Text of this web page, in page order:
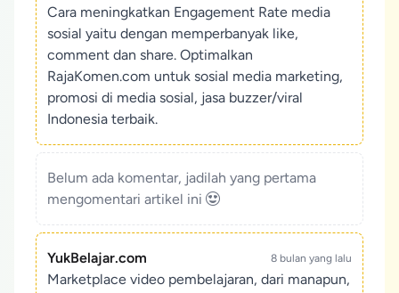
Cara meningkatkan Engagement Rate media
sosial yaitu dengan memperbanyak like,
comment dan share. Optimalkan
RajaKomen.com untuk sosial media marketing,
promosi di media sosial, jasa buzzer/viral
Indonesia terbaik.
Belum ada komentar, jadilah yang pertama
mengomentari artikel ini
YukBelajar.com 8 bulan yang lalu
Marketplace video pembelajaran, dari manapun,